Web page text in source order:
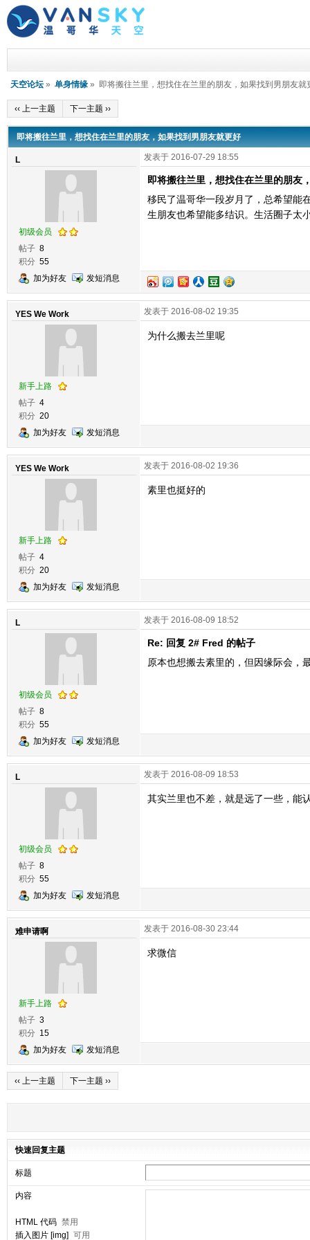
天空论坛 » 单身情缘 » 即将搬往兰里，想找住在兰里的朋友，如果找到男朋友就
‹‹ 上一主题 下一主题 ››
即将搬往兰里，想找住在兰里的朋友，如果找到男朋友就更好
L
初级会员
帖子 8
积分 55
加为好友
发短消息
发表于 2016-07-29 18:55
即将搬往兰里，想找住在兰里的朋友
移民了温哥华一段岁月了，总希望能
生朋友也希望能多结识。生活圈子太
YES We Work
新手上路
帖子 4
积分 20
加为好友
发短消息
发表于 2016-08-02 19:35
为什么搬去兰里呢
YES We Work
新手上路
帖子 4
积分 20
加为好友
发短消息
发表于 2016-08-02 19:36
素里也挺好的
L
初级会员
帖子 8
积分 55
加为好友
发短消息
发表于 2016-08-09 18:52
Re: 回复 2# Fred 的帖子
原本也想搬去素里的，但因缘际会，
L
初级会员
帖子 8
积分 55
加为好友
发短消息
发表于 2016-08-09 18:53
其实兰里也不差，就是远了一些，能
难申请啊
新手上路
帖子 3
积分 15
加为好友
发短消息
发表于 2016-08-30 23:44
求微信
‹‹ 上一主题 下一主题 ››
快速回复主题
标题
内容
HTML 代码 禁用
插入图片 [img] 可用